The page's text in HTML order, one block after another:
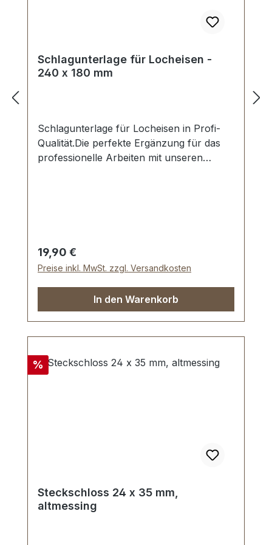
Schlagunterlage für Locheisen -
240 x 180 mm
Schlagunterlage für Locheisen in Profi-
Qualität.Die perfekte Ergänzung für das
professionelle Arbeiten mit unseren
Regulärer Preis:
19,90 €
Preise inkl. MwSt. zzgl. Versandkosten
In den Warenkorb
Rabatt
%
Steckschloss 24 x 35 mm,
altmessing